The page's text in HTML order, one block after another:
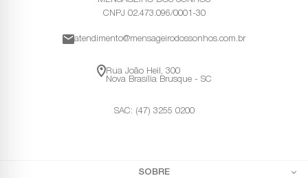
CNPJ 02.473.096/0001-30
atendimento@mensageirodossonhos.com.br
Rua João Heil, 300
Nova Brasília Brusque - SC
SAC: (47) 3255 0200
SOBRE